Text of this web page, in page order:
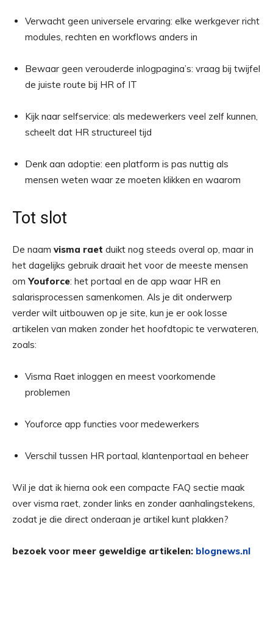
Verwacht geen universele ervaring: elke werkgever richt
modules, rechten en workflows anders in
Bewaar geen verouderde inlogpagina’s: vraag bij twijfel
de juiste route bij HR of IT
Kijk naar selfservice: als medewerkers veel zelf kunnen,
scheelt dat HR structureel tijd
Denk aan adoptie: een platform is pas nuttig als
mensen weten waar ze moeten klikken en waarom
Tot slot
De naam visma raet duikt nog steeds overal op, maar in
het dagelijks gebruik draait het voor de meeste mensen
omYouforce: het portaal en de app waar HR en
salarisprocessen samenkomen. Als je dit onderwerp
verder wilt uitbouwen op je site, kun je er ook losse
artikelen van maken zonder het hoofdtopic te verwateren,
zoals:
Visma Raet inloggen en meest voorkomende
problemen
Youforce app functies voor medewerkers
Verschil tussen HR portaal, klantenportaal en beheer
Wil je dat ik hierna ook een compacte FAQ sectie maak
over visma raet, zonder links en zonder aanhalingstekens,
zodat je die direct onderaan je artikel kunt plakken?
bezoek voor meer geweldige artikelen: blognews.nl